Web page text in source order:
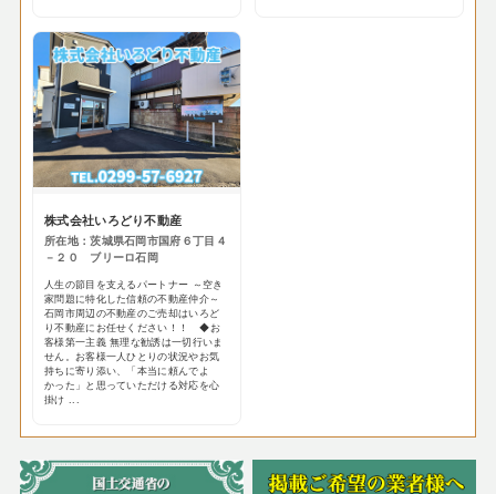
株式会社いろどり不動産
所在地：茨城県石岡市国府６丁目４
－２０ ブリーロ石岡
人生の節目を支えるパートナー ～空き
家問題に特化した信頼の不動産仲介～
石岡市周辺の不動産のご売却はいろど
り不動産にお任せください！！ ◆お
客様第一主義 無理な勧誘は一切行いま
せん。お客様一人ひとりの状況やお気
持ちに寄り添い、「本当に頼んでよ
かった」と思っていただける対応を心
掛け ...